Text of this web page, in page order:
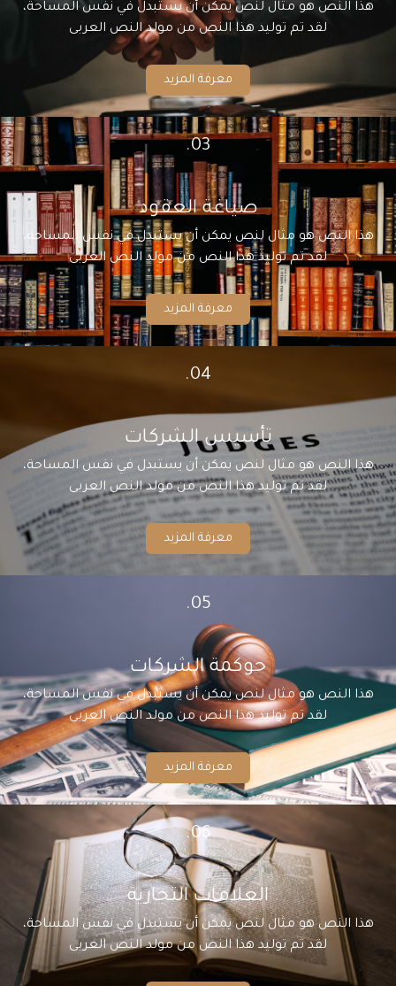
هذا النص هو مثال لنص يمكن أن يستبدل في نفس المساحة،
لقد تم توليد هذا النص من مولد النص العربى
معرفة المزيد
03.
صياغة العقود
هذا النص هو مثال لنص يمكن أن يستبدل في نفس المساحة،
لقد تم توليد هذا النص من مولد النص العربى
معرفة المزيد
04.
تأسيس الشركات
هذا النص هو مثال لنص يمكن أن يستبدل في نفس المساحة،
لقد تم توليد هذا النص من مولد النص العربى
معرفة المزيد
05.
حوكمة الشركات
هذا النص هو مثال لنص يمكن أن يستبدل في نفس المساحة،
لقد تم توليد هذا النص من مولد النص العربى
معرفة المزيد
06.
العلامات التجارية
هذا النص هو مثال لنص يمكن أن يستبدل في نفس المساحة،
لقد تم توليد هذا النص من مولد النص العربى